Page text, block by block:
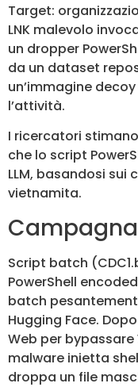
Target:
LNK malevolo
un dropper
da un dataset
un’immagine
l’attività.
I ricercatori
che lo script
LLM, basandosi sui
vietnamita.
Campagna
Script batch
PowerShell
batch
Hugging Face.
Web per bypassare
malware inietta
droppa un file